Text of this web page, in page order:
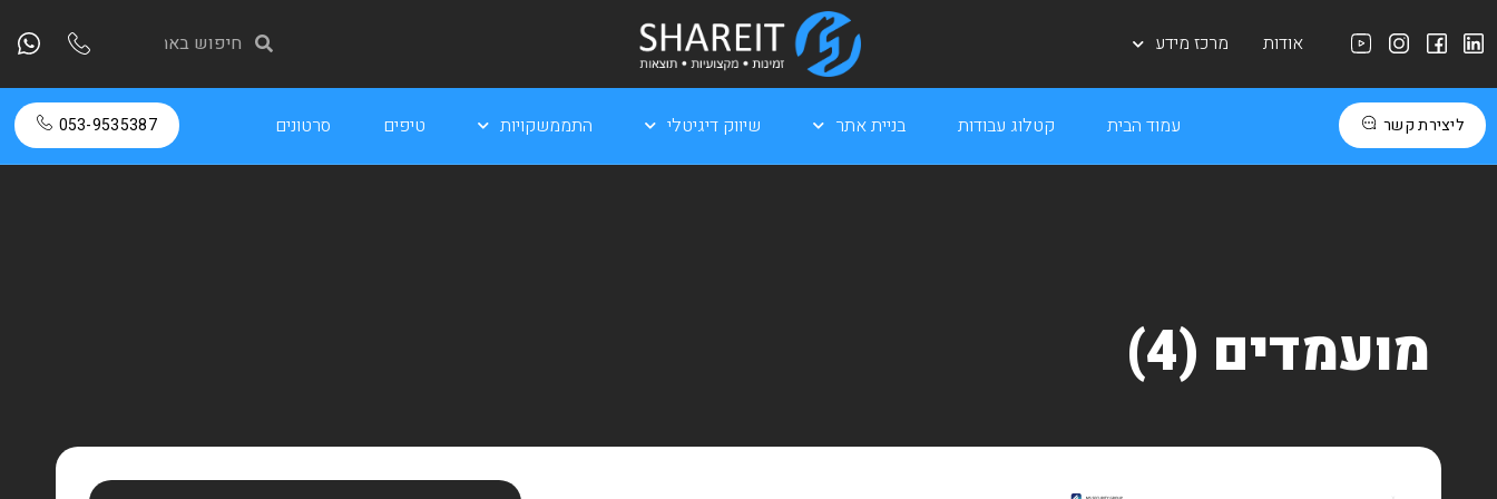
אודות מרכז מידע
ליצירת קשר עמוד הבית קטלוג עבודות בניית אתר שיווק דיגיטלי התממשקויות טיפים סרטונים 053-9535387
מועמדים (4)